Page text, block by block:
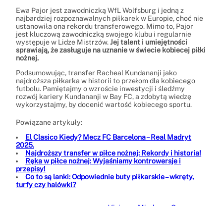
Ewa Pajor jest zawodniczką WfL Wolfsburg i jedną z
najbardziej rozpoznawalnych piłkarek w Europie, choć nie
ustanowiła ona rekordu transferowego. Mimo to, Pajor
jest kluczową zawodniczką swojego klubu i regularnie
występuje w Lidze Mistrzów.Jej talent i umiejętności
sprawiają, że zasługuje na uznanie w świecie kobiecej piłki
nożnej.
Podsumowując, transfer Racheal Kundananji jako
najdroższa piłkarka w historii to przełom dla kobiecego
futbolu. Pamiętajmy o wzroście inwestycji i śledźmy
rozwój kariery Kundananji w Bay FC, a zdobytą wiedzę
wykorzystajmy, by docenić wartość kobiecego sportu.
Powiązane artykuły:
El Clasico Kiedy? Mecz FC Barcelona – Real Madryt
2025.
Najdroższy transfer w piłce nożnej: Rekordy i historia!
Ręka w piłce nożnej: Wyjaśniamy kontrowersje i
przepisy!
Co to są lanki: Odpowiednie buty piłkarskie – wkręty,
turfy czy halówki?